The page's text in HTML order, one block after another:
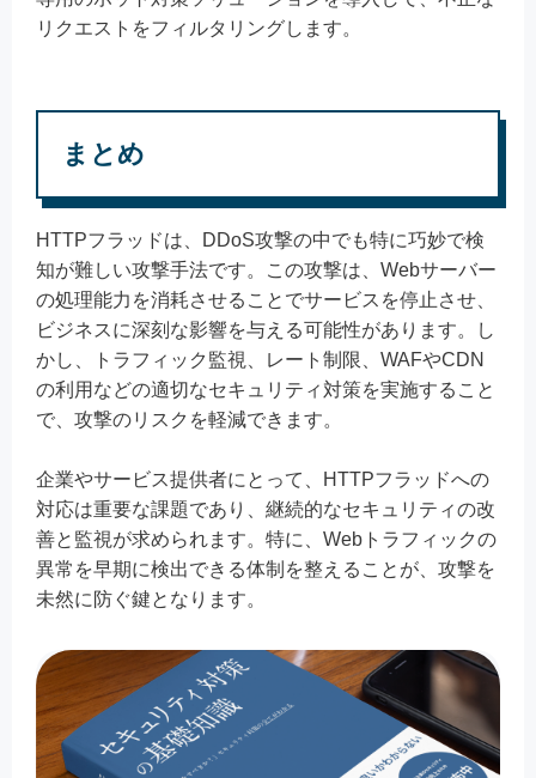
リクエストをフィルタリングします。
まとめ
HTTPフラッドは、DDoS攻撃の中でも特に巧妙で検
知が難しい攻撃手法です。この攻撃は、Webサーバー
の処理能力を消耗させることでサービスを停止させ、
ビジネスに深刻な影響を与える可能性があります。し
かし、トラフィック監視、レート制限、WAFやCDN
の利用などの適切なセキュリティ対策を実施すること
で、攻撃のリスクを軽減できます。
企業やサービス提供者にとって、HTTPフラッドへの
対応は重要な課題であり、継続的なセキュリティの改
善と監視が求められます。特に、Webトラフィックの
異常を早期に検出できる体制を整えることが、攻撃を
未然に防ぐ鍵となります。